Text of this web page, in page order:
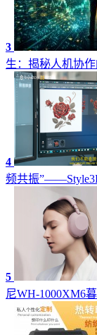
3
生：揭秘人机协
4
频共振
5
尼WH-1000XM6